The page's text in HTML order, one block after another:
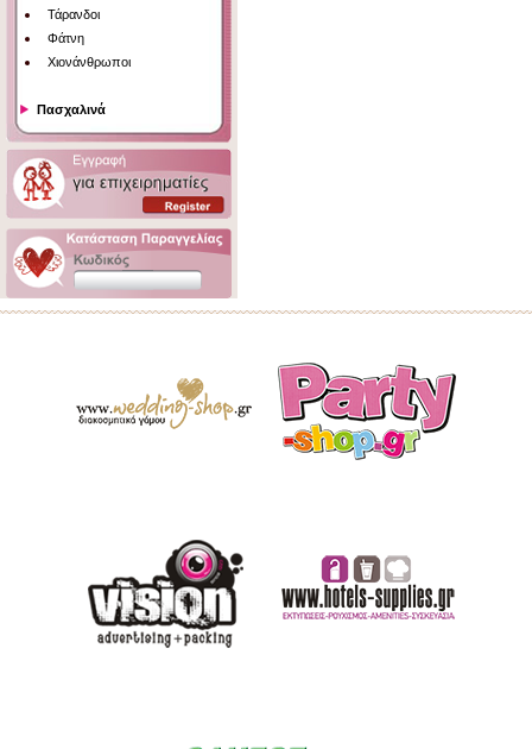
Τάρανδοι
Φάτνη
Χιονάνθρωποι
Πασχαλινά